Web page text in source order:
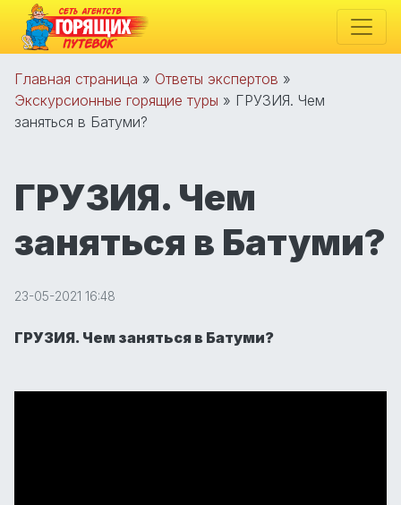
Главная страница » Ответы экспертов »
Экскурсионные горящие туры » ГРУЗИЯ. Чем
заняться в Батуми?
ГРУЗИЯ. Чем
заняться в Батуми?
23-05-2021 16:48
ГРУЗИЯ. Чем заняться в Батуми?